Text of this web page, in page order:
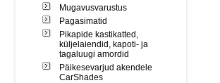
Mugavusvarustus
Pagasimatid
Pikapide kastikatted,
küljelaiendid, kapoti- ja
tagaluugi amordid
Päikesevarjud akendele
CarShades